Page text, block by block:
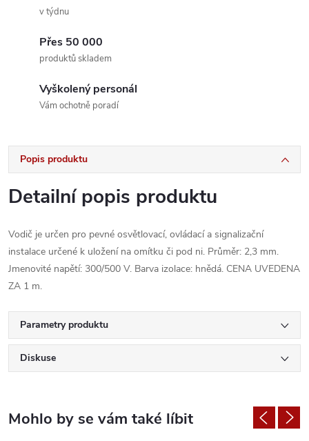
v týdnu
Přes 50 000
produktů skladem
Vyškolený personál
Vám ochotně poradí
Popis produktu
Detailní popis produktu
Vodič je určen pro pevné osvětlovací, ovládací a signalizační
instalace určené k uložení na omítku či pod ni. Průměr: 2,3 mm.
Jmenovité napětí: 300/500 V. Barva izolace: hnědá. CENA UVEDENA
ZA 1 m.
Parametry produktu
Diskuse